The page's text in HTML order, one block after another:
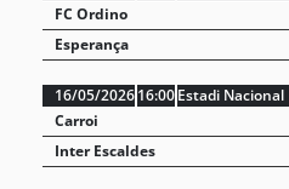
FC Ordino
Esperança
16/05/202616:00Estadi Nacional
Carroi
Inter Escaldes